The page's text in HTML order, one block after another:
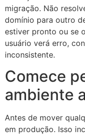
migração. Não
domínio para outro
estiver pronto ou se
usuário verá erro,
inconsistente.
Comece
ambiente
Antes de mover
em produção. Isso